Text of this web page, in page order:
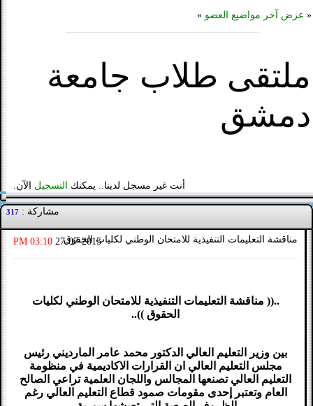
« عرض آخر مواضيع العضو »
ملتقى طلاب جامعة
دمشق
أنت غير مسجل لدينا.. يمكنك التسجيل الآن.
مشاركة : 317
مناقشة التعليمات التنفيذية للامتحان الوطني لكليات الحقوق
27-07-2015
03:10 PM
..(( مناقشة التعليمات التنفيذية للامتحان الوطني لكليات
الحقوق ))..
بين وزير التعليم العالي الدكتور محمد عامر المارديني رئيس
مجلس التعليم العالي ان القرارات الاكاديمية في منظومة
التعليم العالي تصنعها المجالس واللجان العلمية تراعي الصالح
العام وتعتبر إحدى مقومات صمود قطاع التعليم العالي رغم